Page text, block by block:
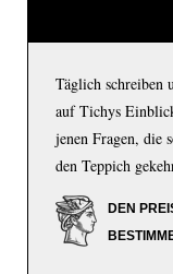
Täglich schreiben
auf Tichys
jenen Fragen, die
den Teppich
DEN